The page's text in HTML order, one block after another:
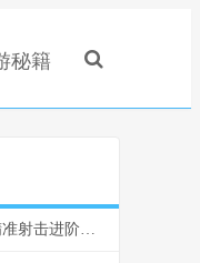
秘籍
和平精英新视角怎么瞄准，副标题为精准射击进阶指南